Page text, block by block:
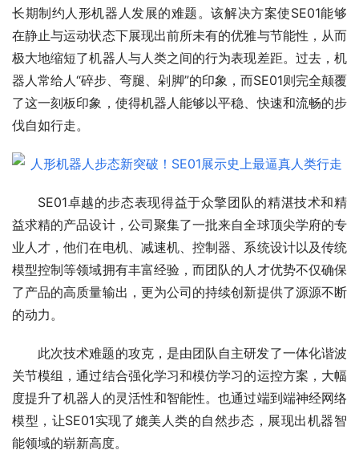
长期制约人形机器人发展的难题。该解决方案使SE01能够
在静止与运动状态下展现出前所未有的优雅与节能性，从而
极大地缩短了机器人与人类之间的行为表现差距。过去，机
器人常给人“碎步、弯腿、剁脚”的印象，而SE01则完全颠覆
了这一刻板印象，使得机器人能够以平稳、快速和流畅的步
伐自如行走。
SE01卓越的步态表现得益于众擎团队的精湛技术和精
益求精的产品设计，公司聚集了一批来自全球顶尖学府的专
业人才，他们在电机、减速机、控制器、系统设计以及传统
模型控制等领域拥有丰富经验，而团队的人才优势不仅确保
了产品的高质量输出，更为公司的持续创新提供了源源不断
的动力。
此次技术难题的攻克，是由团队自主研发了一体化谐波
关节模组，通过结合强化学习和模仿学习的运控方案，大幅
度提升了机器人的灵活性和智能性。也通过端到端神经网络
模型，让SE01实现了媲美人类的自然步态，展现出机器智
能领域的崭新高度。